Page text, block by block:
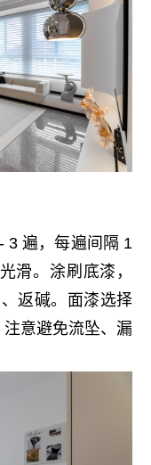
3 遍，每遍间隔 1
滑。涂刷底漆，
返碱。面漆选择
意避免流坠、漏